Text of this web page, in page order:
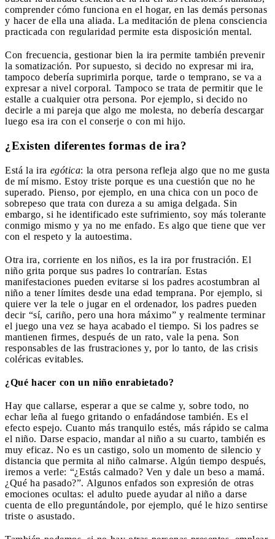
comprender cómo funciona en el hogar, en las demás personas
y hacer de ella una aliada. La meditación de plena consciencia
practicada con regularidad permite esta disposición mental.
Con frecuencia, gestionar bien la ira permite también prevenir
la somatización. Por supuesto, si decido no expresar mi ira,
tampoco debería suprimirla porque, tarde o temprano, se va a
expresar a nivel corporal. Tampoco se trata de permitir que le
estalle a cualquier otra persona. Por ejemplo, si decido no
decirle a mi pareja que algo me molesta, no debería descargar
luego esa ira con el conserje o con mi hijo.
¿Existen diferentes formas de ira?
Está la ira egótica: la otra persona refleja algo que no me gusta
de mí mismo. Estoy triste porque es una cuestión que no he
superado. Pienso, por ejemplo, en una chica con un poco de
sobrepeso que trata con dureza a su amiga delgada. Sin
embargo, si he identificado este sufrimiento, soy más tolerante
conmigo mismo y ya no me enfado. Es algo que tiene que ver
con el respeto y la autoestima.
Otra ira, corriente en los niños, es la ira por frustración. El
niño grita porque sus padres lo contrarían. Estas
manifestaciones pueden evitarse si los padres acostumbran al
niño a tener límites desde una edad temprana. Por ejemplo, si
quiere ver la tele o jugar en el ordenador, los padres pueden
decir “sí, cariño, pero una hora máximo” y realmente terminar
el juego una vez se haya acabado el tiempo. Si los padres se
mantienen firmes, después de un rato, vale la pena. Son
responsables de las frustraciones y, por lo tanto, de las crisis
coléricas evitables.
¿Qué hacer con un niño enrabietado?
Hay que callarse, esperar a que se calme y, sobre todo, no
echar leña al fuego gritando o enfadándose también. Es el
efecto espejo. Cuanto más tranquilo estés, más rápido se calma
el niño. Darse espacio, mandar al niño a su cuarto, también es
muy eficaz. No es un castigo, solo un momento de silencio y
distancia que permita al niño calmarse. Algún tiempo después,
iremos a verle: “¿Estás calmado? Ven y dale un beso a mamá.
¿Qué ha pasado?”. Algunos enfados son expresión de otras
emociones ocultas: el adulto puede ayudar al niño a darse
cuenta de ello preguntándole, por ejemplo, qué le hizo sentirse
triste o asustado.